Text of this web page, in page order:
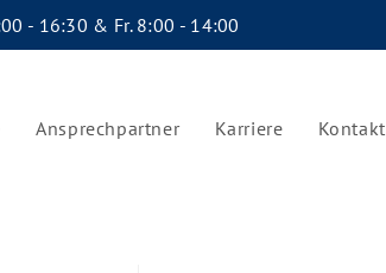
- 16:30 & Fr. 8:00 - 14:00
Ansprechpartner Karriere Kontakt